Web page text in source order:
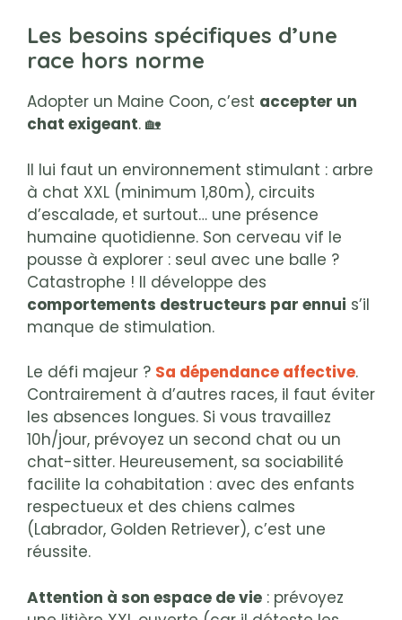
Les besoins spécifiques d’une
race hors norme
Adopter un Maine Coon, c’est accepter un
chat exigeant. 🏡
Il lui faut un environnement stimulant : arbre
à chat XXL (minimum 1,80m), circuits
d’escalade, et surtout… une présence
humaine quotidienne. Son cerveau vif le
pousse à explorer : seul avec une balle ?
Catastrophe ! Il développe des
comportements destructeurs par ennui s’il
manque de stimulation.
Le défi majeur ? Sa dépendance affective.
Contrairement à d’autres races, il faut éviter
les absences longues. Si vous travaillez
10h/jour, prévoyez un second chat ou un
chat-sitter. Heureusement, sa sociabilité
facilite la cohabitation : avec des enfants
respectueux et des chiens calmes
(Labrador, Golden Retriever), c’est une
réussite.
Attention à son espace de vie : prévoyez